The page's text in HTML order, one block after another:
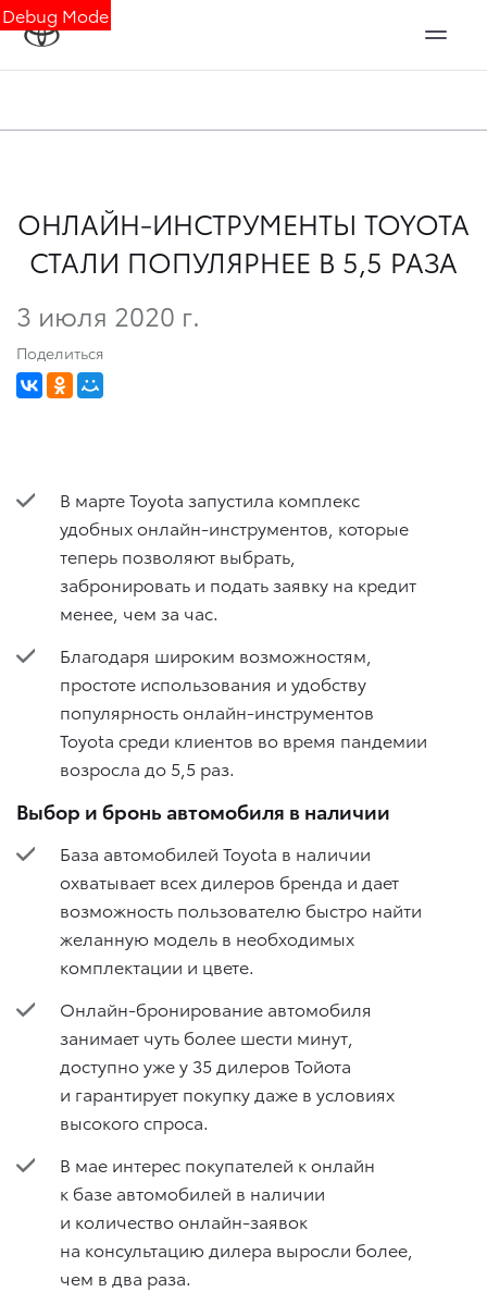
Debug Mode
ОНЛАЙН-ИНСТРУМЕНТЫ TOYOTA
СТАЛИ ПОПУЛЯРНЕЕ В 5,5 РАЗА
3 июля 2020 г.
Поделиться
В марте Toyota запустила комплекс
удобных онлайн-инструментов, которые
теперь позволяют выбрать,
забронировать и подать заявку на кредит
менее, чем за час.
Благодаря широким возможностям,
простоте использования и удобству
популярность онлайн-инструментов
Toyota среди клиентов во время пандемии
возросла до 5,5 раз.
Выбор и бронь автомобиля в наличии
База автомобилей Toyota в наличии
охватывает всех дилеров бренда и дает
возможность пользователю быстро найти
желанную модель в необходимых
комплектации и цвете.
Онлайн-бронирование автомобиля
занимает чуть более шести минут,
доступно уже у 35 дилеров Тойота
и гарантирует покупку даже в условиях
высокого спроса.
В мае интерес покупателей к онлайн
к базе автомобилей в наличии
и количество онлайн-заявок
на консультацию дилера выросли более,
чем в два раза.